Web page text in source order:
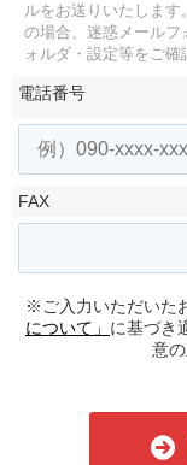
ルをお送りいたします。
の場合、迷惑メールフ
ォルダ・設定等をご確
電話番号
FAX
※ご入力いただいた
について」 に基づき
意